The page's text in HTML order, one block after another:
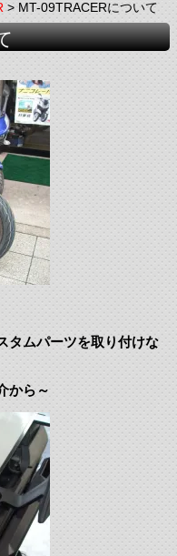
> MT-09TRACERについて
タムパーツを取り付けな
から～